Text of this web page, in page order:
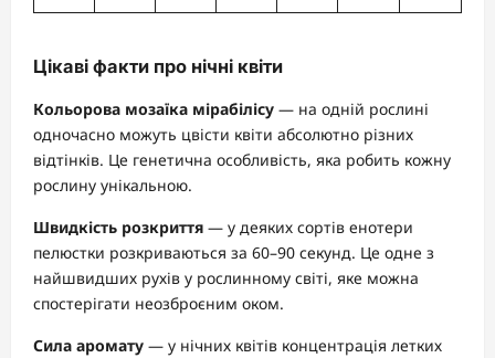
Цікаві факти про нічні квіти
Кольорова мозаїка мірабілісу — на одній рослині
одночасно можуть цвісти квіти абсолютно різних
відтінків. Це генетична особливість, яка робить кожну
рослину унікальною.
Швидкість розкриття — у деяких сортів енотери
пелюстки розкриваються за 60–90 секунд. Це одне з
найшвидших рухів у рослинному світі, яке можна
спостерігати неозброєним оком.
Сила аромату — у нічних квітів концентрація летких